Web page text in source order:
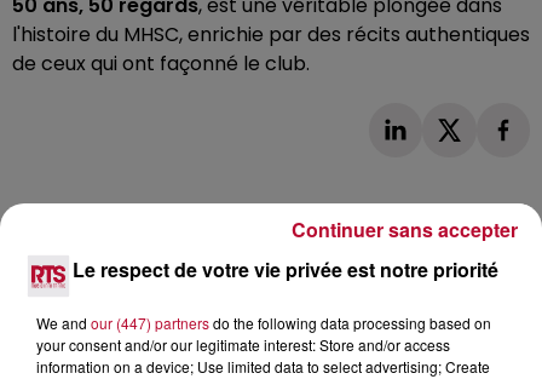
50 ans, 50 regards, est une véritable plongée dans
l'histoire du MHSC, enrichie par des récits authentiques
de ceux qui ont façonné le club.
L'actu RTS dans le Sud Voir plus
Le respect de votre vie privée est notre priorité
We and our (447) partnersdo the following data processing based on
your consent and/or our legitimate interest: Store and/or access
information on a device; Use limited data to select advertising; Create
Continuer sans accepter